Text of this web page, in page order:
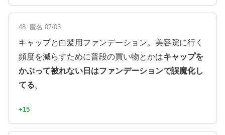
48. 匿名 07/03
キャップと白髪用ファンデーション。美容院に行く
頻度を減らすために普段の買い物とかはキャップを
かぶって被れない日はファンデーションで誤魔化し
てる。
+15